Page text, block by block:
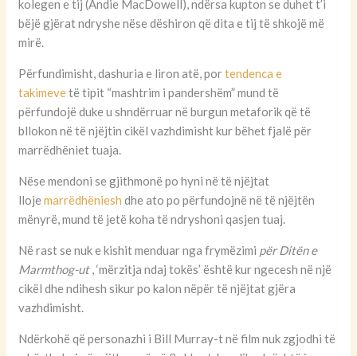
kolegen e tij (Andie MacDowell), ndërsa kupton se duhet t’i
bëjë gjërat ndryshe nëse dëshiron që dita e tij të shkojë më
mirë.
Përfundimisht, dashuria e liron atë, portendenca e
takimevetë tipit “mashtrim i pandershëm” mund të
përfundojë duke u shndërruar në burgun metaforik që të
bllokon në të njëjtin cikël vazhdimisht kur bëhet fjalë për
marrëdhëniet tuaja.
Nëse mendoni se gjithmonë po hyni në të njëjtat
llojemarrëdhëniesh dhe ato po përfundojnë në të njëjtën
mënyrë, mund të jetë koha të ndryshoni qasjen tuaj.
Në rast se nuk e kishit menduar nga frymëzimi për Ditën e
Marmthog-ut, ‘mërzitja ndaj tokës’ është kur ngecesh në një
cikël dhe ndihesh sikur po kalon nëpër të njëjtat gjëra
vazhdimisht.
Ndërkohë që personazhi i Bill Murray-t në film nuk zgjodhi të